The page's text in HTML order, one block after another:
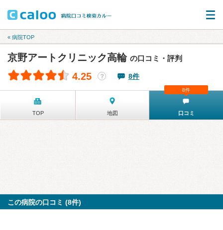
« 病院TOP
京野アートクリニック高輪 の口コミ・評判
4.25 ？ 8件
TOP 地図 口コミ
8件
この病院の口コミ (8件)